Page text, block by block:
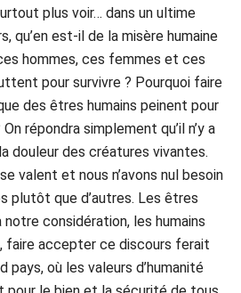
plus voir… dans un ultime
qu’en est-il de la misère humaine
hommes, ces femmes et ces
pour survivre ? Pourquoi faire
des êtres humains peinent pour
répondra simplement qu’il n’y a
douleur des créatures vivantes.
valent et nous n’avons nul besoin
plutôt que d’autres. Les êtres
considération, les humains
faire accepter ce discours ferait
pays, où les valeurs d’humanité